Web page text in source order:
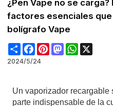
¿Pen Vape no se
factores esenciales
bolígrafo Vape
ShareFacebookPinterestMastodonWhatsApp
2024/5/24
Un vaporizador recargable
parte indispensable de la